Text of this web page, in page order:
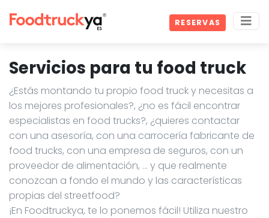
RESERVAS
Servicios para tu food truck
¿Estás montando tu propio food truck y necesitas a
los mejores profesionales?, ¿no es fácil encontrar
especialistas en food trucks?, ¿quieres contactar
con una asesoría, con una carrocería fabricante de
food trucks, con una empresa de seguros, con un
proveedor de alimentación, … y que realmente
conozcan a fondo el mundo y las características
propias del streetfood?
¡En Foodtruckya, te lo ponemos fácil! Utiliza nuestro